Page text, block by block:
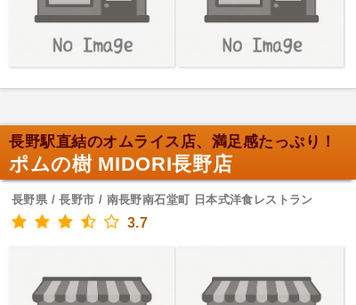
長野駅直結のオムライス店、満足感たっぷり！
ポムの樹 MIDORI長野店
長野県 / 長野市 / 南長野南石堂町 日本式洋食レストラン
3.7